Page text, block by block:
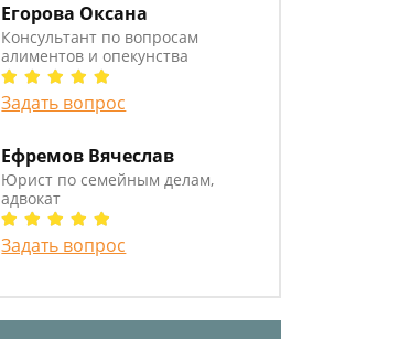
Егорова Оксана
Консультант по вопросам
алиментов и опекунства
Задать вопрос
Ефремов Вячеслав
Юрист по семейным делам,
адвокат
Задать вопрос